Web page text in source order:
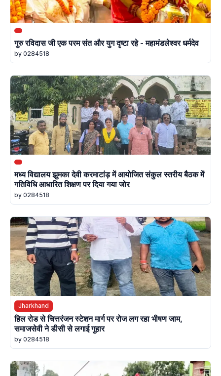
गुरु रविदास जी एक परम संत और युग दृष्टा रहे - महामंडलेश्वर धर्मदेव
by 0284518
मध्य विद्यालय झुमका देवी करमाटांड़ में आयोजित संकुल स्तरीय बैठक में
गतिविधि आधारित शिक्षण पर दिया गया जोर
by 0284518
Jharkhand
हिल रोड से चित्तरंजन स्टेशन मार्ग पर रोज लग रहा भीषण जाम,
समाजसेवी ने डीसी से लगाई गुहार
by 0284518